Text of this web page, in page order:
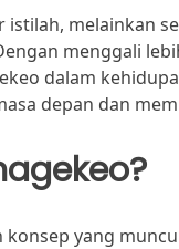
istilah, melainkan
menggali
dalam
depan dan
konsep yang